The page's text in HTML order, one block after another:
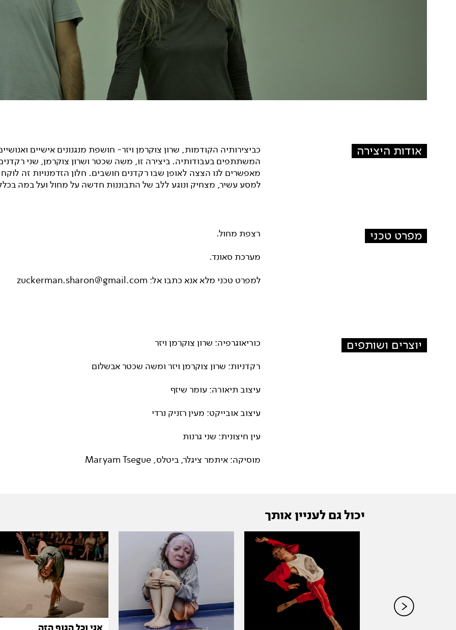
אודות היצירה
כביצירותיה הקודמות, שרון צוקרמן ויזר- חושפת מנגנונים אישיים
המשתתפים בעבודותיה. ביצירה זו, משה שכטר ושרון צוקרמן, שני
מאפשרים לנו הצצה לאופן שבו רקדנים חושבים. חלון הזדמנויות זה לוקח
למסע עשיר, מצחיק ונוגע ללב של התבוננות חדשה על מחול ועל במה
מפרט טכני
רצפת מחול.
מערכת סאונד.
למפרט טכני מלא אנא כתבו אל: zuckerman.sharon@gmail.com
יוצרים ושותפים
כוריאוגרפיה: שרון צוקרמן ויזר
רקדניות: שרון צוקרמן ויזר ומשה שכטר אבשלום
עיצוב תיאורה: עומר שיזף
עיצוב אובייקט: מעין רזניק נרדי
עין חיצונית: שני גרנות
מוסיקה: איתמר ציגלר, ביטלס, Maryam Tsegue
יכול גם לעניין אותך
ילדי החלום